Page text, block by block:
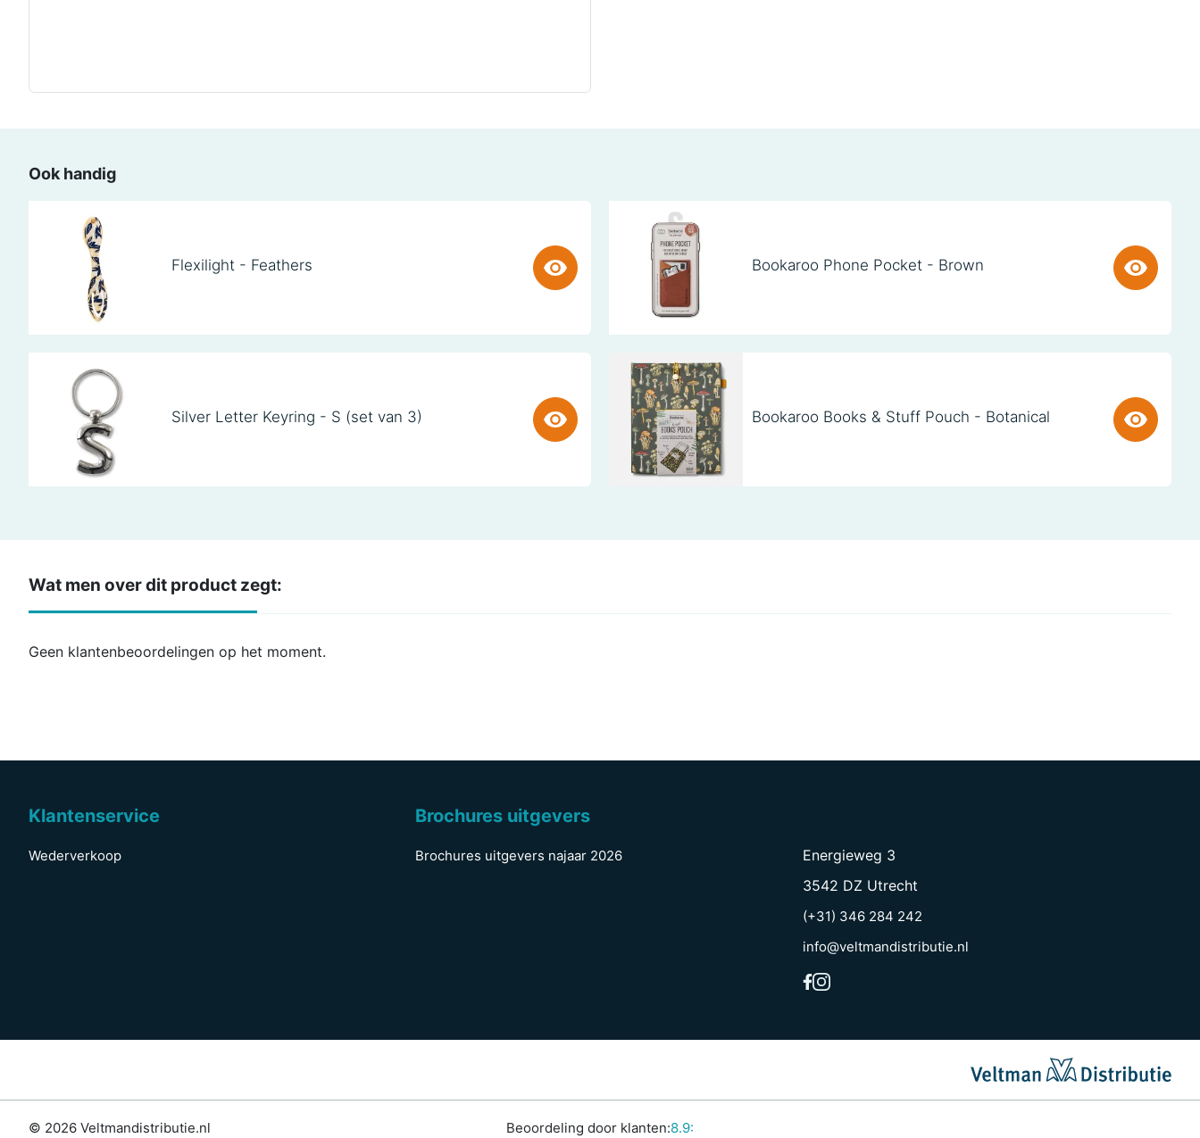
Ook handig
Flexilight - Feathers Bookaroo Phone Pocket - Brown
Silver Letter Keyring - S (set van 3) Bookaroo Books & Stuff Pouch - Botanical
Wat men over dit product zegt:
Geen klantenbeoordelingen op het moment.
Klantenservice
Wederverkoop
Brochures uitgevers
Brochures uitgevers najaar 2026
Energieweg 3
3542 DZ Utrecht
(+31) 346 284 242
info@veltmandistributie.nl
© 2026 Veltmandistributie.nl Beoordeling door klanten:8.9: